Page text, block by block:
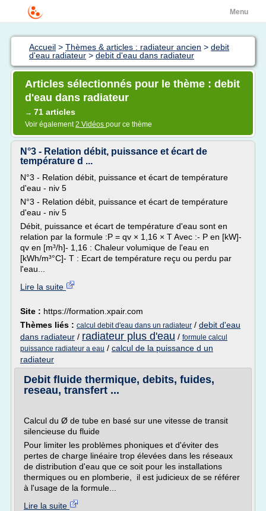
Menu
Accueil > Thèmes & articles : radiateur ancien > debit
d'eau radiateur > debit d'eau dans radiateur
Articles sélectionnés pour le thème : debit
d'eau dans radiateur
→ 71 articles
Voir également2 Vidéos pour ce thème
N°3 - Relation débit, puissance et écart de
température d ...
N°3 - Relation débit, puissance et écart de température
d'eau - niv 5
N°3 - Relation débit, puissance et écart de température
d'eau - niv 5
Débit, puissance et écart de température d'eau sont en
relation par la formule :P = qv × 1,16 × T Avec :- P en [kW]-
qv en [m³/h]- 1,16 : Chaleur volumique de l'eau en
[kWh/m³°C]- T : Ecart de température reçu ou perdu par
l'eau...
Lire la suite
Site : https://formation.xpair.com
Thèmes liés : calcul debit d'eau dans un radiateur / debit d'eau
dans radiateur / radiateur plus d'eau / formule calcul
puissance radiateur a eau / calcul de la puissance d un
radiateur
Debit fluide thermique, debits, fuides,
reseau, transfert ...
Calcul du Ø de tube en basé sur une vitesse de transit
silencieuse du fluide
Pour limiter les problèmes phoniques et d'éviter des
pertes de charge linéaire trop élevées dans les réseaux
de distribution d'eau que ce soit pour les installations
thermiques ou en plomberie, il est judicieux de se référer
à l'usage de la formule...
Lire la suite